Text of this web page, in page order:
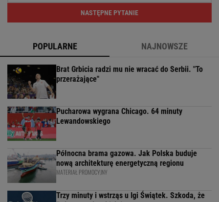
NASTĘPNE PYTANIE
POPULARNE NAJNOWSZE
Brat Grbicia radzi mu nie wracać do Serbii. "To
przerażające"
Pucharowa wygrana Chicago. 64 minuty
Lewandowskiego
Północna brama gazowa. Jak Polska buduje
nową architekturę energetyczną regionu
MATERIAŁ PROMOCYJNY
Trzy minuty i wstrząs u Igi Świątek. Szkoda, że